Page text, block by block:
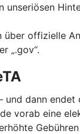
offizielle
„.gov“.
dann
vorab eine